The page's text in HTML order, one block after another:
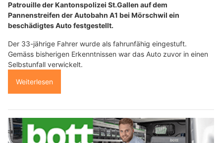
Patrouille der Kantonspolizei St.Gallen auf dem
Pannenstreifen der Autobahn A1 bei Mörschwil ein
beschädigtes Auto festgestellt.
Der 33-jährige Fahrer wurde als fahrunfähig eingestuft.
Gemäss bisherigen Erkenntnissen war das Auto zuvor in einen
Selbstunfall verwickelt.
Weiterlesen